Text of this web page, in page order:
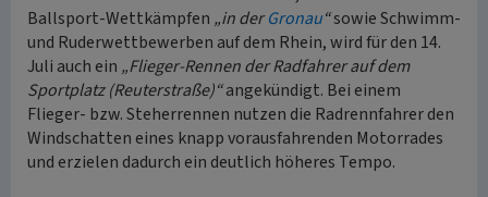
Ballsport-Wettkämpfen „in derGronau“sowie Schwimm-
und Ruderwettbewerben auf dem Rhein, wird für den 14.
Juli auch ein „Flieger-Rennen der Radfahrer auf dem
Sportplatz (Reuterstraße)“angekündigt. Bei einem
Flieger- bzw. Steherrennen nutzen die Radrennfahrer den
Windschatten eines knapp vorausfahrenden Motorrades
und erzielen dadurch ein deutlich höheres Tempo.